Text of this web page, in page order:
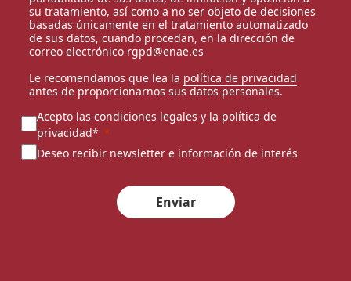
su tratamiento, así como a no ser objeto de decisiones
basadas únicamente en el tratamiento automatizado
de sus datos, cuando procedan, en la dirección de
correo electrónico rgpd@enae.es
Le recomendamos que lea la política de privacidad
antes de proporcionarnos sus datos personales.
Acepto las condiciones legales y la política de
privacidad*
Deseo recibir newsletter e información de interés
Enviar